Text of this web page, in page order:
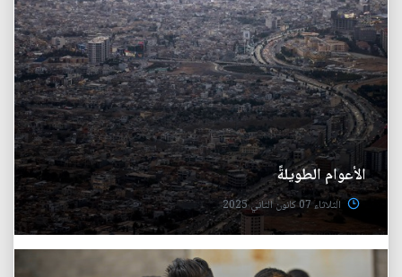
الأعوام الطويلةً
الثلاثاء 07 كانون الثاني 2025